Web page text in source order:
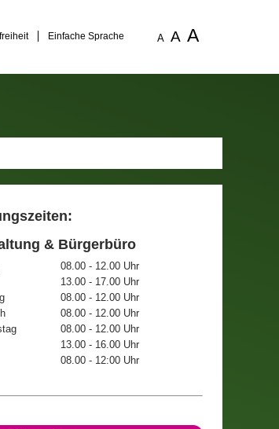
Einfache Sprache A A A
& Bürgerbüro
08.00 - 12.00 Uhr
13.00 - 17.00 Uhr
08.00 - 12.00 Uhr
08.00 - 12.00 Uhr
08.00 - 12.00 Uhr
13.00 - 16.00 Uhr
08.00 - 12:00 Uhr